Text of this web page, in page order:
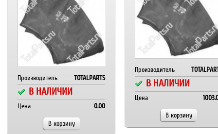
Производитель TOTALPARTS
В НАЛИЧИИ
Цена 0.00
В корзину
Производитель
В НАЛИЧИИ
Цена
В корзину